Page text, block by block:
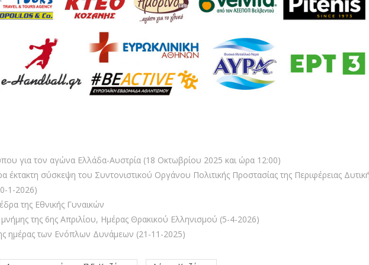
για τον αγώνα Ελλάδα-Αυστρία (18 Οκτωβρίου 2025 και ώρα 12:00)
έκτακτη σύσκεψη του Συντονιστικού Οργάνου Πολιτικής Προστασίας της Περιφέρειας
1-2026)
της Εθνικής Γυναικών
της 6ης Απριλίου, Ημέρας Θρακικού Ελληνισμού (5-4-2026)
ημέρας των Ενόπλων Δυνάμεων (21-11-2025)